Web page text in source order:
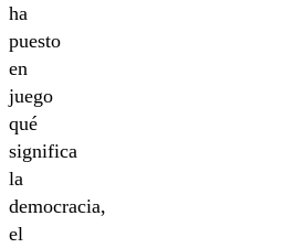
ha
puesto
en
juego
qué
significa
la
democracia,
el